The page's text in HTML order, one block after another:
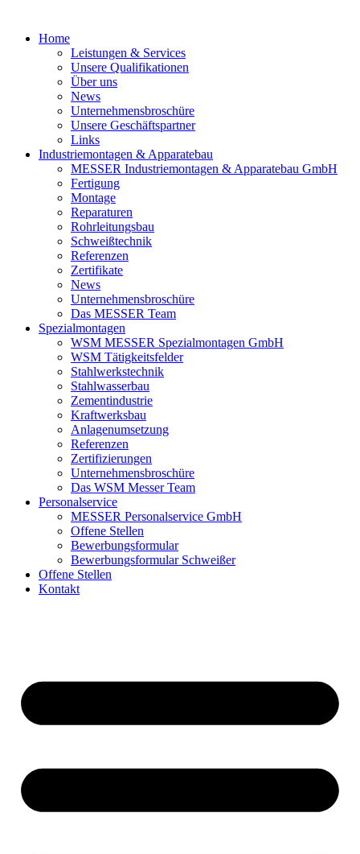
Home
Leistungen & Services
Unsere Qualifikationen
Über uns
News
Unternehmensbroschüre
Unsere Geschäftspartner
Links
Industriemontagen & Apparatebau
MESSER Industriemontagen & Apparatebau GmbH
Fertigung
Montage
Reparaturen
Rohrleitungsbau
Schweißtechnik
Referenzen
Zertifikate
News
Unternehmensbroschüre
Das MESSER Team
Spezialmontagen
WSM MESSER Spezialmontagen GmbH
WSM Tätigkeitsfelder
Stahlwerkstechnik
Stahlwasserbau
Zementindustrie
Kraftwerksbau
Anlagenumsetzung
Referenzen
Zertifizierungen
Unternehmensbroschüre
Das WSM Messer Team
Personalservice
MESSER Personalservice GmbH
Offene Stellen
Bewerbungsformular
Bewerbungsformular Schweißer
Offene Stellen
Kontakt